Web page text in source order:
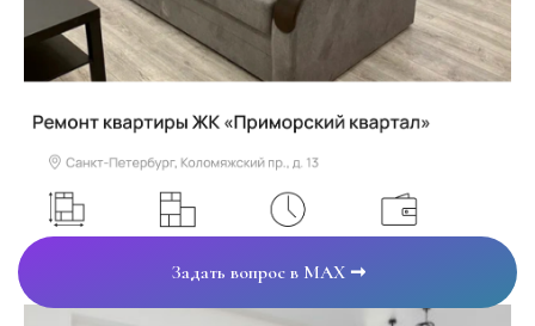
Задать вопрос в MAX ➞